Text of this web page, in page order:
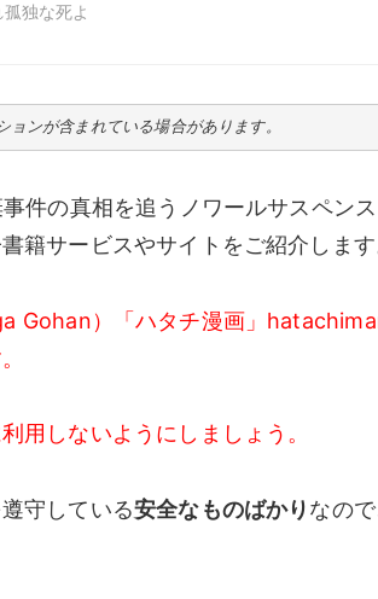
独な死よ
ンが含まれている場合があります。
件の真相を追うノワールサスペン
籍サービスやサイトをご紹介します
Gohan）「ハタチ漫画」
用しないようにしましょう。
守している安全なものばかりなの